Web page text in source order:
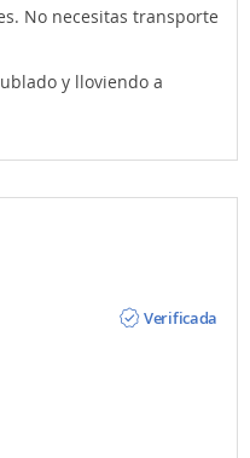
No necesitas transporte
y lloviendo a
Verificada